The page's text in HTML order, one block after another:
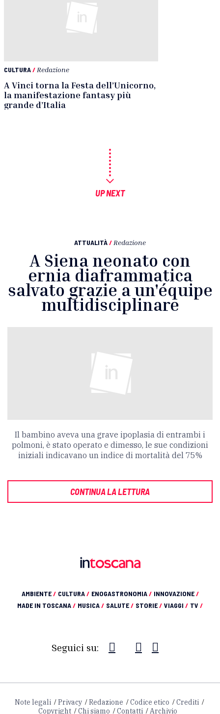
CULTURA/ Redazione
A Vinci torna la Festa dell’Unicorno,
la manifestazione fantasy più
grande d’Italia
UP NEXT
ATTUALITÀ/ Redazione
A Siena neonato con
ernia diaframmatica
salvato grazie a un'équipe
multidisciplinare
Il bambino aveva una grave ipoplasia di entrambi i
polmoni, è stato operato e dimesso, le sue condizioni
iniziali indicavano un indice di mortalità del 75%
CONTINUA LA LETTURA
AMBIENTE/ CULTURA/ ENOGASTRONOMIA/ INNOVAZIONE/
MADE IN TOSCANA/ MUSICA/ SALUTE/ STORIE/ VIAGGI / TV /
Seguici su:
Note legali Privacy Redazione Codice etico
Crediti
Copyright
Chi siamo Contatti Archivio